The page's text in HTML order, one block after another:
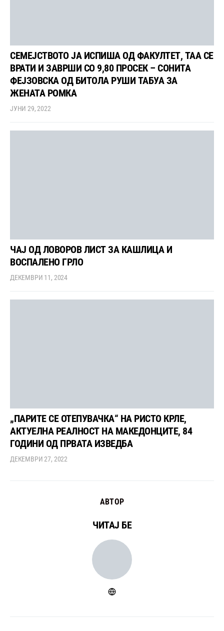
СЕМЕЈСТВОТО ЈА ИСПИША ОД ФАКУЛТЕТ, ТАА СЕ
ВРАТИ И ЗАВРШИ СО 9,80 ПРОСЕК – СОНИТА
ФЕЈЗОВСКА ОД БИТОЛА РУШИ ТАБУА ЗА
ЖЕНАТА РОМКА
ЈУНИ 29, 2022
ЧАЈ ОД ЛОВОРОВ ЛИСТ ЗА КАШЛИЦА И
ВОСПАЛЕНО ГРЛО
ДЕКЕМВРИ 11, 2024
„ПАРИТЕ СЕ ОТЕПУВАЧКА“ НА РИСТО КРЛЕ,
АКТУЕЛНА РЕАЛНОСТ НА МАКЕДОНЦИТЕ, 84
ГОДИНИ ОД ПРВАТА ИЗВЕДБА
ДЕКЕМВРИ 27, 2022
АВТОР
ЧИТАЈ БЕ